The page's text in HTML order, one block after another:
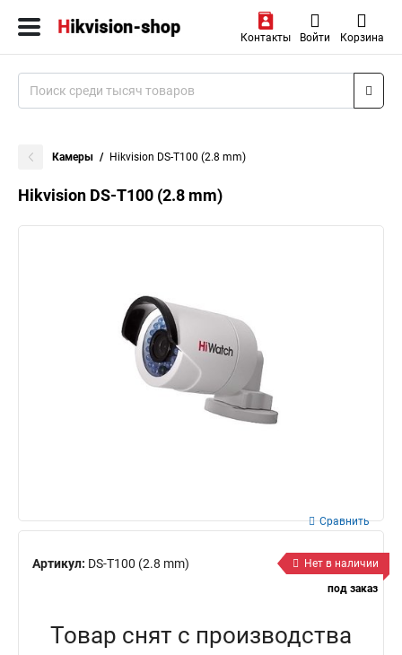
Контакты Войти Корзина
Камеры Hikvision DS-T100 (2.8 mm)
Hikvision DS-T100 (2.8 mm)
Артикул: DS-T100 (2.8 mm)
Сравнить
Нет в наличии
под заказ
Товар снят с производства